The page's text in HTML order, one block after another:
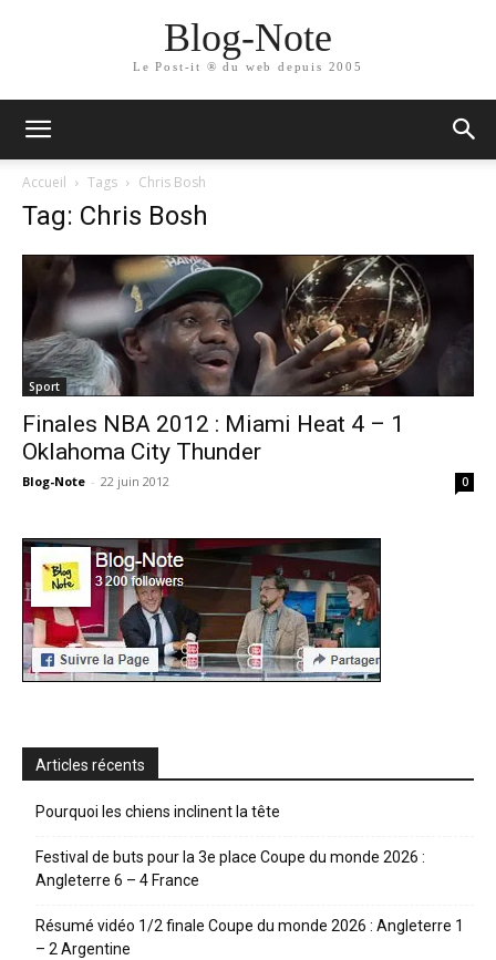
Blog-Note
Le Post-it ® du web depuis 2005
Accueil Tags Chris Bosh
Tag: Chris Bosh
Sport
Finales NBA 2012 : Miami Heat 4 – 1
Oklahoma City Thunder
Blog-Note - 22 juin 2012 0
Articles récents
Pourquoi les chiens inclinent la tête
Festival de buts pour la 3e place Coupe du monde 2026 :
Angleterre 6 – 4 France
Résumé vidéo 1/2 finale Coupe du monde 2026 : Angleterre 1
– 2 Argentine